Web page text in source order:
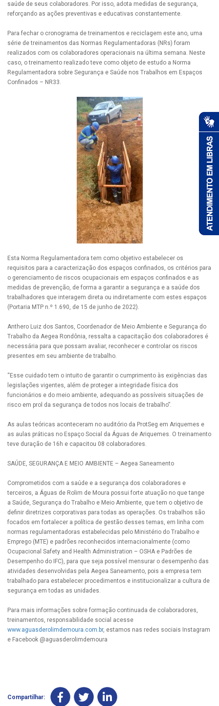
saúde de seus colaboradores. Por isso, adota medidas de segurança,
reforçando as ações preventivas e educativas constantemente.
Para fechar o cronograma de treinamentos e reciclagem este ano, uma
série de treinamentos das Normas Regulamentadoras (NRs) foram
realizados com os colaboradores operacionais na última semana. Neste
caso, o treinamento realizado teve como objeto de estudo a Norma
Regulamentadora sobre Segurança e Saúde nos Trabalhos em Espaços
Confinados – NR33.
Esta Norma Regulamentadora tem como objetivo estabelecer os
requisitos para a caracterização dos espaços confinados, os critérios para
o gerenciamento de riscos ocupacionais em espaços confinados e as
medidas de prevenção, de forma a garantir a segurança e a saúde dos
trabalhadores que interagem direta ou indiretamente com estes espaços
(Portaria MTP n.º 1.690, de 15 de junho de 2022).
Anthero Luiz dos Santos, Coordenador de Meio Ambiente e Segurança do
Trabalho da Aegea Rondônia, ressalta a capacitação dos colaboradores é
necessária para que possam avaliar, reconhecer e controlar os riscos
presentes em seu ambiente de trabalho.
“Esse cuidado tem o intuito de garantir o cumprimento às exigências das
legislações vigentes, além de proteger a integridade física dos
funcionários e do meio ambiente, adequando as possíveis situações de
risco em prol da segurança de todos nos locais de trabalho”.
As aulas teóricas aconteceram no auditório da ProtSeg em Ariquemes e
as aulas práticas no Espaço Social da Águas de Ariquemes. O treinamento
teve duração de 16h e capacitou 08 colaboradores.
SAÚDE, SEGURANÇA E MEIO AMBIENTE – Aegea Saneamento
Comprometidos com a saúde e a segurança dos colaboradores e
terceiros, a Águas de Rolim de Moura possui forte atuação no que tange
a Saúde, Segurança do Trabalho e Meio Ambiente, que tem o objetivo de
definir diretrizes corporativas para todas as operações. Os trabalhos são
focados em fortalecer a política de gestão desses temas, em linha com
normas regulamentadoras estabelecidas pelo Ministério do Trabalho e
Emprego (MTE) e padrões reconhecidos internacionalmente (como
Ocupacional Safety and Health Administration – OSHA e Padrões de
Desempenho do IFC), para que seja possível mensurar o desempenho das
atividades desenvolvidas pela Aegea Saneamento, pois a empresa tem
trabalhado para estabelecer procedimentos e institucionalizar a cultura de
segurança em todas as unidades.
Para mais informações sobre formação continuada de colaboradores,
treinamentos, responsabilidade social acesse
www.aguasderolimdemoura.com.br, estamos nas redes sociais Instagram
e Facebook @aguasderolimdemoura
Compartilhar: